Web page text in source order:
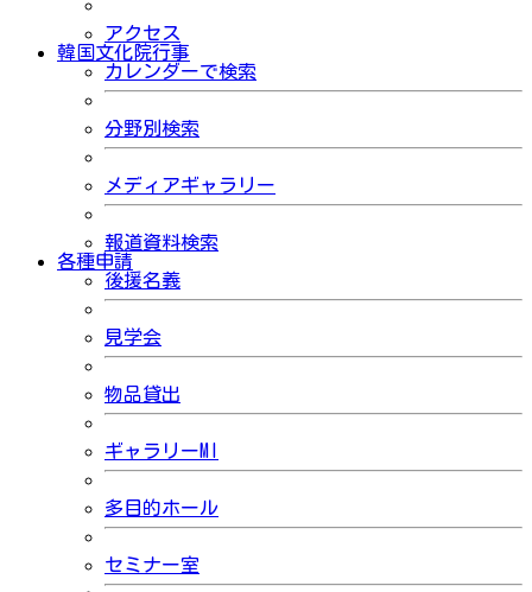
アクセス
韓国文化院行事
カレンダーで検索
分野別検索
メディアギャラリー
報道資料検索
各種申請
後援名義
見学会
物品貸出
ギャラリーMI
多目的ホール
セミナー室